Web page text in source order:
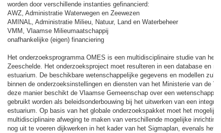
worden door verschillende instanties gefinancierd:
AWZ, Administratie Waterwegen en Zeewezen
AMINAL, Administratie Milieu, Natuur, Land en Waterbeheer
VMM, Vlaamse Milieumaatschappij
onafhankelijke (eigen) financiering
Het onderzoeksprogramma OMES is een multidisciplinaire studie van het
Zeeschelde. Het onderzoeksproject moet resulteren in een database en
estuarium. De beschikbare wetenschappelijke gegevens en modellen
binnen de onderzoeksinstellingen en diensten van het Ministerie van de
deze manier beschikt de Vlaamse Gemeenschap over een
gebruikt worden als beleidsonderbouwing bij het uitwerken van een
estuarium. Op basis van het globale onderzoekspakket moet het mogelijk
multidisciplinaire afweging te maken van verschillende mogelijke
nog uit te voeren dijkwerken in het kader van het Sigmaplan, evenals het